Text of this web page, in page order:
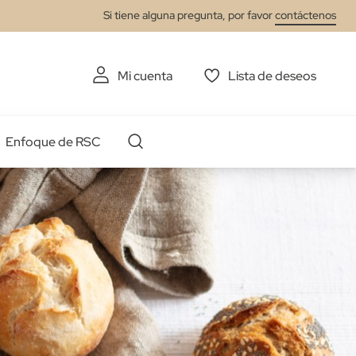
Si tiene alguna pregunta, por favorcontáctenos
Mi cuenta Lista de deseos
Enfoque de RSC